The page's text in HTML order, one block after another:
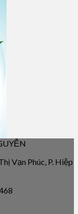
Vạn Phúc, P. Hiệp